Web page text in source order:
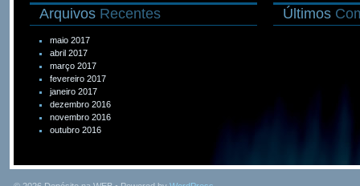
Arquivos Recentes
maio 2017
abril 2017
março 2017
fevereiro 2017
janeiro 2017
dezembro 2016
novembro 2016
outubro 2016
Últimos